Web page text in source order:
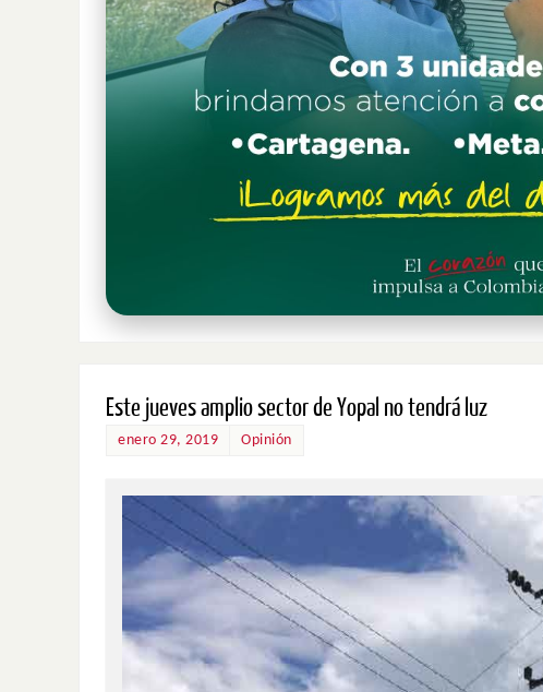
Este jueves amplio sector de Yopal no tendrá luz
enero 29, 2019 Opinión